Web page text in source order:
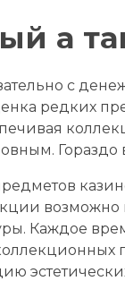
а
с
редких
возможно
Каждое